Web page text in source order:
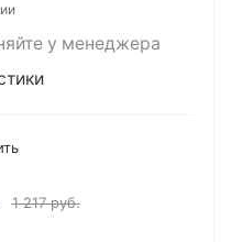
у менеджера
1 217руб.